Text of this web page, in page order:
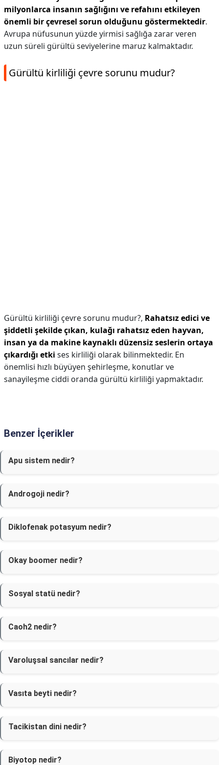
milyonlarca insanın sağlığını ve refahını etkileyen
önemli bir çevresel sorun olduğunu göstermektedir.
Avrupa nüfusunun yüzde yirmisi sağlığa zarar veren
uzun süreli gürültü seviyelerine maruz kalmaktadır.
Gürültü kirliliği çevre sorunu mudur?
Gürültü kirliliği çevre sorunu mudur?, Rahatsız edici ve
şiddetli şekilde çıkan, kulağı rahatsız eden hayvan,
insan ya da makine kaynaklı düzensiz seslerin ortaya
çıkardığı etki ses kirliliği olarak bilinmektedir. En
önemlisi hızlı büyüyen şehirleşme, konutlar ve
sanayileşme ciddi oranda gürültü kirliliği yapmaktadır.
Benzer İçerikler
Apu sistem nedir?
Androgoji nedir?
Diklofenak potasyum nedir?
Okay boomer nedir?
Sosyal statü nedir?
Caoh2 nedir?
Varoluşsal sancılar nedir?
Vasıta beyti nedir?
Tacikistan dini nedir?
Biyotop nedir?